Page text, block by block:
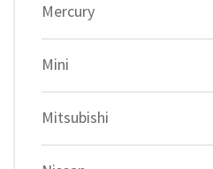
Mercury
Mini
Mitsubishi